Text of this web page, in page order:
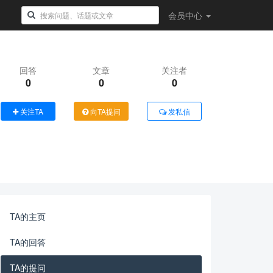
会员中心
回答
0
文章
0
关注者
0
关注TA 向TA提问 发私信
TA的主页
TA的回答
TA的提问